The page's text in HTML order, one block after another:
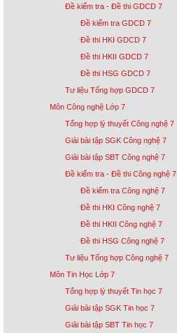
Đề kiểm tra - Đề thi GDCD 7
Đề kiểm tra GDCD 7
Đề thi HKI GDCD 7
Đề thi HKII GDCD 7
Đề thi HSG GDCD 7
Tư liệu Tổng hợp GDCD 7
Môn Công nghệ Lớp 7
Tổng hợp lý thuyết Công nghệ 7
Giải bài tập SGK Công nghệ 7
Giải bài tập SBT Công nghệ 7
Đề kiểm tra - Đề thi Công nghệ 7
Đề kiểm tra Công nghệ 7
Đề thi HKI Công nghệ 7
Đề thi HKII Công nghệ 7
Đề thi HSG Công nghệ 7
Tư liệu Tổng hợp Công nghệ 7
Môn Tin Học Lớp 7
Tổng hợp lý thuyết Tin học 7
Giải bài tập SGK Tin học 7
Giải bài tập SBT Tin học 7